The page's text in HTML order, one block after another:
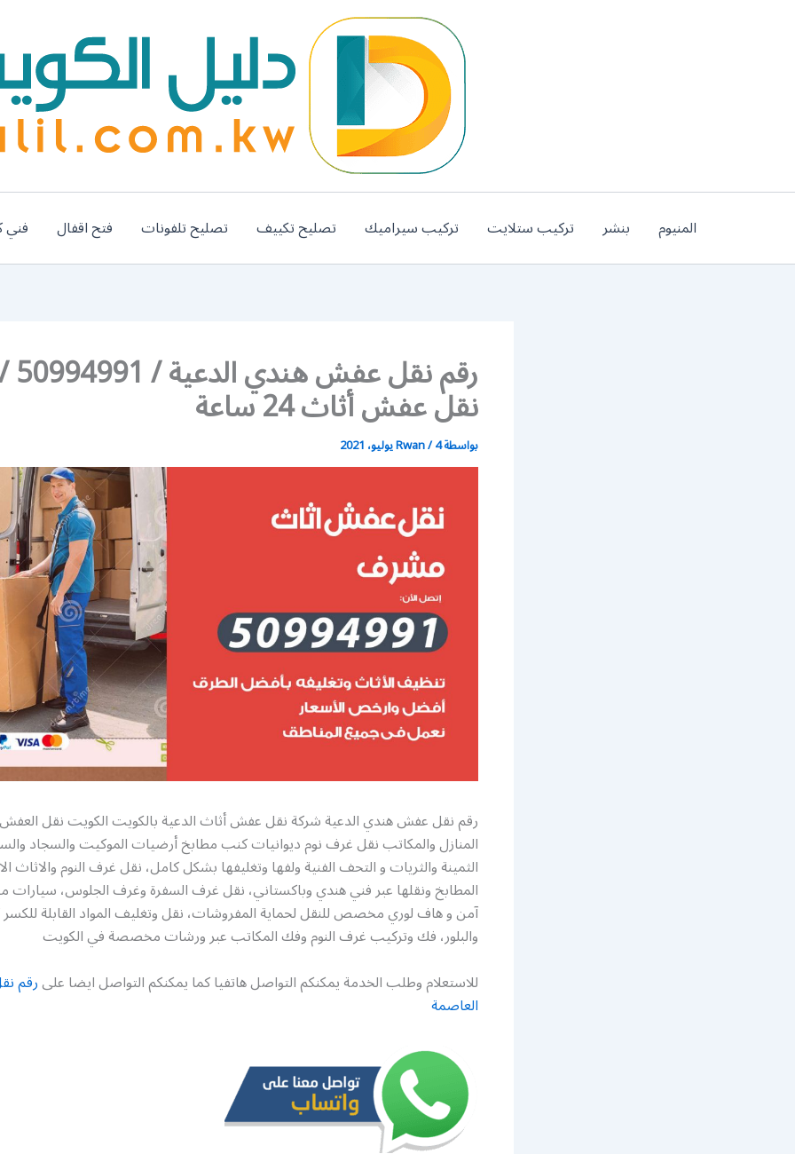
المنيوم بنشر تركيب ستلايت تركيب سيراميك تصليح تكييف تصليح تلفونات فتح اقفال فني
نقل عفش أثاث 24 ساعة
بواسطة Rwan/4 يوليو، 2021
رقم نقل عفش هندي الدعية شركة نقل عفش أثاث الدعية بالكويت الكويت نقل العفش
المنازل والمكاتب نقل غرف نوم ديوانيات كنب مطابخ أرضيات الموكيت والسجاد
الثمينة والثريات و التحف الفنية ولفها وتغليفها بشكل كامل، نقل غرف النوم والاثاث
المطابخ ونقلها عبر فني هندي وباكستاني، نقل غرف السفرة وغرف الجلوس،
آمن و هاف لوري مخصص للنقل لحماية المفروشات، نقل وتغليف المواد القابلة للكسر
والبلور، فك وتركيب غرف النوم وفك المكاتب عبر ورشات مخصصة في الكويت
للاستعلام وطلب الخدمة يمكنكم التواصل هاتفيا كما يمكنكم التواصل ايضا علىرقم
العاصمة